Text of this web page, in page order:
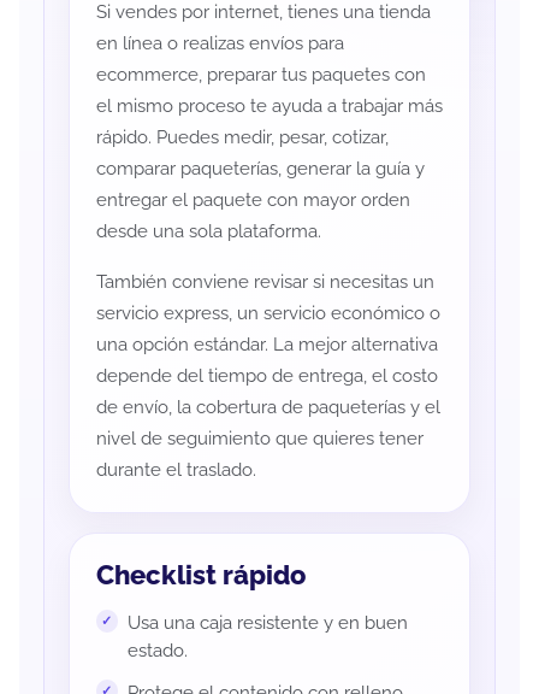
Si vendes por internet, tienes una tienda
en línea o realizas envíos para
ecommerce, preparar tus paquetes con
el mismo proceso te ayuda a trabajar más
rápido. Puedes medir, pesar, cotizar,
comparar paqueterías, generar la guía y
entregar el paquete con mayor orden
desde una sola plataforma.
También conviene revisar si necesitas un
servicio express, un servicio económico o
una opción estándar. La mejor alternativa
depende del tiempo de entrega, el costo
de envío, la cobertura de paqueterías y el
nivel de seguimiento que quieres tener
durante el traslado.
Checklist rápido
Usa una caja resistente y en buen
estado.